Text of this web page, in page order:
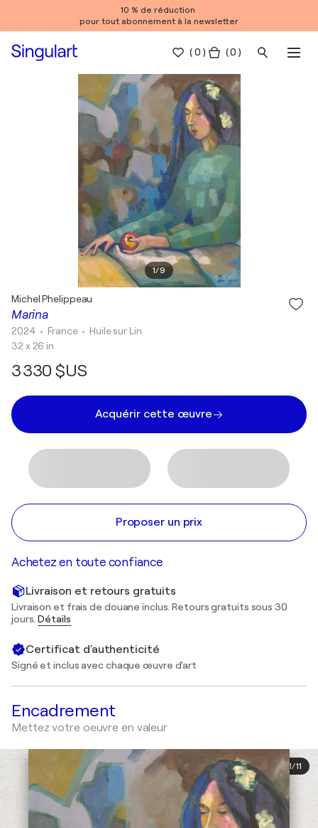
10 % de réduction
pour tout abonnement à la newsletter
(0 ) ( 0 )
1/9
Marina
Michel Phelippeau
2024 • France • Huile sur Lin
32 x 26 in
3 330 $US
Acquérir cette œuvre
Proposer un prix
Achetez en toute confiance
Livraison et retours gratuits
Livraison et frais de douane inclus. Retours gratuits sous 30
jours.Détails
Certificat d'authenticité
Signé et inclus avec chaque œuvre d'art
Encadrement
Mettez votre oeuvre en valeur
1/11